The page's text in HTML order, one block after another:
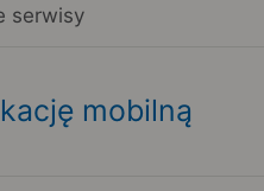
serwisy
mobilną